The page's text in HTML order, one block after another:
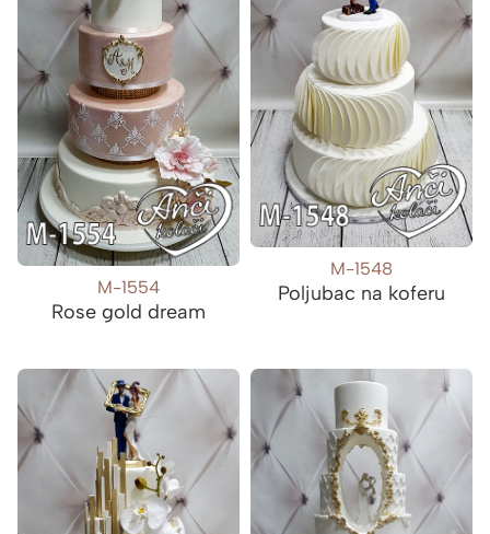
M-1554
Rose gold dream
M-1548
Poljubac na koferu